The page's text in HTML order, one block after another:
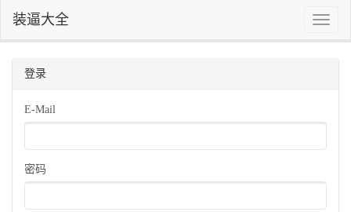
Toggle
装逼大全
登录
E-Mail
密码